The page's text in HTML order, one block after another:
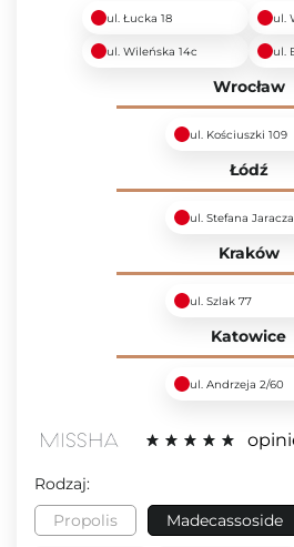
ul. Łucka 18 ul.
ul. Wileńska 14c ul.
Wrocław
ul. Kościuszki 109
Łódź
ul. Stefana
Kraków
ul. Szlak 77
Katowice
ul. Andrzeja 2/60
Rodzaj:
Propolis
Madecassoside